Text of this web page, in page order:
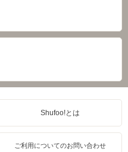
Shufoo!とは
ご利用についてのお問い合わせ